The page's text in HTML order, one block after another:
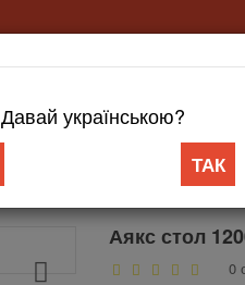
Давай українською?
ТАК
Контакты
Аякс стол
0